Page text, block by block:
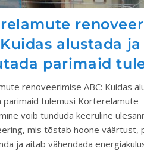
alustada ja
parimaid
renoveerimise ABC: Kuidas
parimaid tulemusi Korterelamute
võib tunduda keeruline
mis tõstab hoone väärtust,
ja aitab vähendada